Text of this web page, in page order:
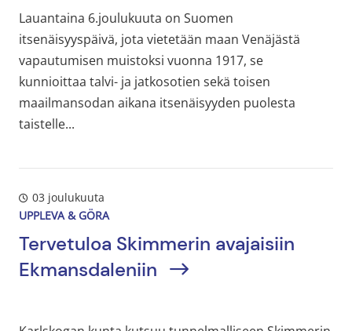
Lauantaina 6.joulukuuta on Suomen
itsenäisyyspäivä, jota vietetään maan Venäjästä
vapautumisen muistoksi vuonna 1917, se
kunnioittaa talvi- ja jatkosotien sekä toisen
maailmansodan aikana itsenäisyyden puolesta
taistelle...
03 joulukuuta
UPPLEVA & GÖRA
Tervetuloa Skimmerin avajaisiin
Ekmansdaleniin